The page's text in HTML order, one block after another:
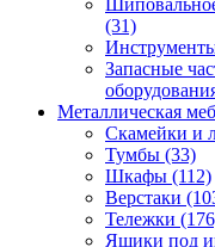
(31)
Запасные
Металлическая
Скамейки и
Тумбы (33)
Шкафы (112)
Верстаки
Тележки
Ящики под